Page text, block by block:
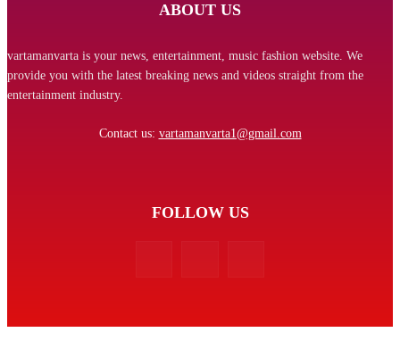
ABOUT US
vartamanvarta is your news, entertainment, music fashion website. We
provide you with the latest breaking news and videos straight from the
entertainment industry.
Contact us: vartamanvarta1@gmail.com
FOLLOW US